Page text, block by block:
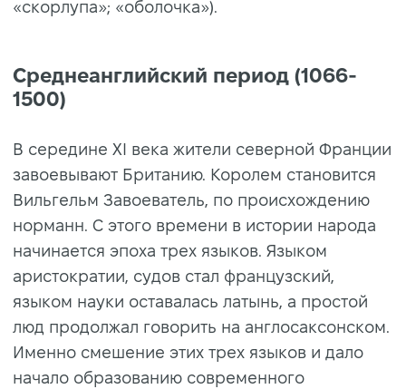
«скорлупа»; «оболочка»).
Среднеанглийский период (1066-
1500)
В середине XI века жители северной Франции
завоевывают Британию. Королем становится
Вильгельм Завоеватель, по происхождению
норманн. С этого времени в истории народа
начинается эпоха трех языков. Языком
аристократии, судов стал французский,
языком науки оставалась латынь, а простой
люд продолжал говорить на англосаксонском.
Именно смешение этих трех языков и дало
начало образованию современного